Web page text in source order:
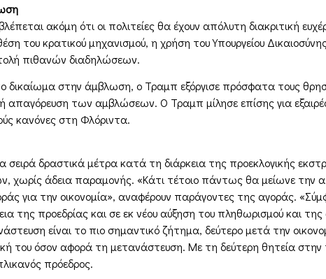
ακόμη ότι οι πολιτείες θα έχουν απόλυτη διακριτική
του κρατικού μηχανισμού, η χρήση του Υπουργείου
πιθανών διαδηλώσεων.
στην άμβλωση, ο Τραμπ εξόργισε πρόσφατα τους
απαγόρευση των αμβλώσεων. Ο Τραμπ μίλησε επίσης για
κανόνες στη Φλόριντα.
δραστικά μέτρα κατά τη διάρκεια της προεκλογικής
χωρίς άδεια παραμονής. «Κάτι τέτοιο πάντως θα μείωνε
για την οικονομία», αναφέρουν παράγοντες της αγοράς.
της προεδρίας και σε εκ νέου αύξηση του πληθωρισμού και
είναι το πιο σημαντικό ζήτημα, δεύτερο μετά την
του όσον αφορά τη μετανάστευση. Με τη δεύτερη θητεία στην
πρόεδρος.